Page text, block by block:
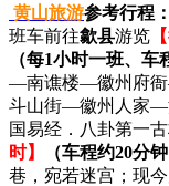
黄山旅游参考行程：
班车前往歙县游览
（每1小时一班、车
—南谯楼—徽州府
斗山街—徽州人家—
国易经．八卦第一
时】
（车程约20分钟
巷，宛若迷宫；现